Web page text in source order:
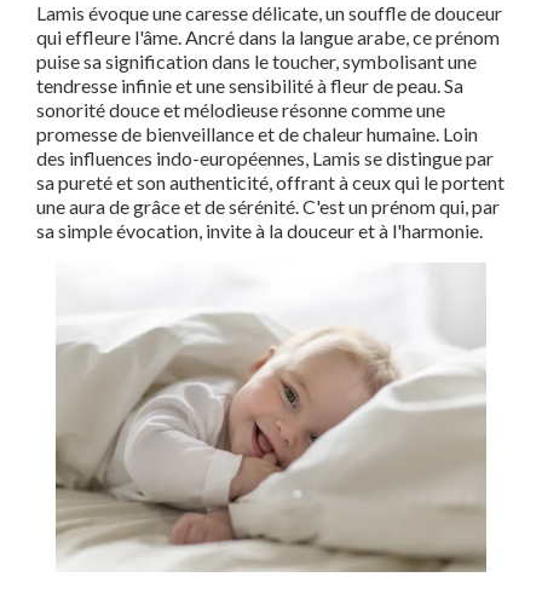
Lamis évoque une caresse délicate, un souffle de douceur
qui effleure l'âme. Ancré dans la langue arabe, ce prénom
puise sa signification dans le toucher, symbolisant une
tendresse infinie et une sensibilité à fleur de peau. Sa
sonorité douce et mélodieuse résonne comme une
promesse de bienveillance et de chaleur humaine. Loin
des influences indo-européennes, Lamis se distingue par
sa pureté et son authenticité, offrant à ceux qui le portent
une aura de grâce et de sérénité. C'est un prénom qui, par
sa simple évocation, invite à la douceur et à l'harmonie.